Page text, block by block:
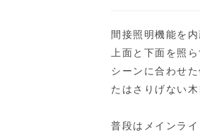
間接照明機能を
上面と下面を照
シーンに合わせ
たはさりげない
普段はメインラ